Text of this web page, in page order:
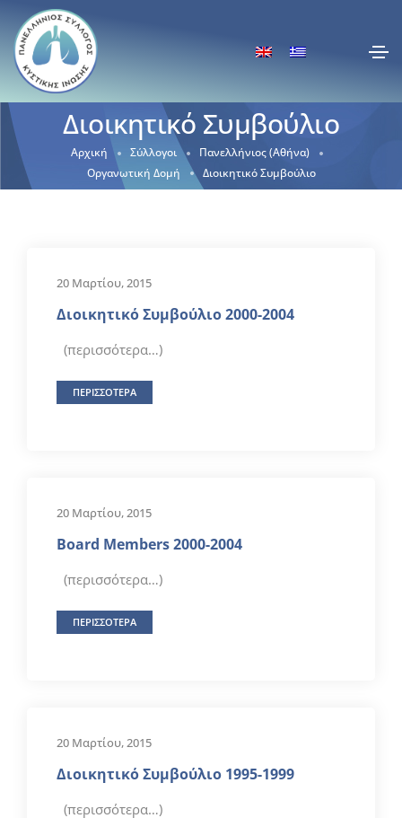
Διοικητικό Συμβούλιο
Αρχική Σύλλογοι
Πανελλήνιος (Αθήνα)
Οργανωτική Δομή
Διοικητικό Συμβούλιο
20 Μαρτίου, 2015
Διοικητικό Συμβούλιο 2000-2004
(περισσότερα…)
ΠΕΡΙΣΣΟΤΕΡΑ
20 Μαρτίου, 2015
Βoard Μembers 2000-2004
(περισσότερα…)
ΠΕΡΙΣΣΟΤΕΡΑ
20 Μαρτίου, 2015
Διοικητικό Συμβούλιο 1995-1999
(περισσότερα…)